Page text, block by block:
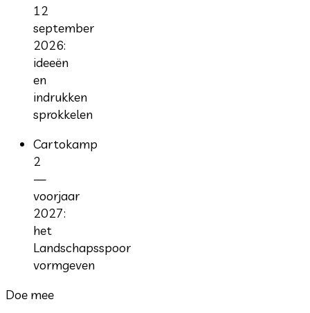
12
september
2026:
ideeën
en
indrukken
sprokkelen
Cartokamp
2
—
voorjaar
2027:
het
Landschapsspoor
vormgeven
Doe mee